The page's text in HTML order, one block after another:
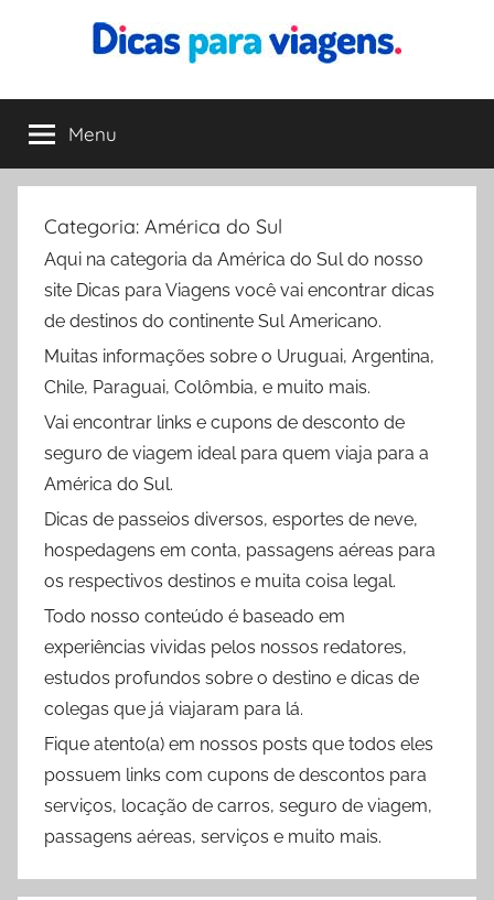
conteúdo
Dicas
para
Viagens
melhor
dica
para
Menu
Categoria: América do Sul
Aqui na categoria da América do Sul do nosso
site Dicas para Viagens você vai encontrar dicas
de destinos do continente Sul Americano.
Muitas informações sobre o Uruguai, Argentina,
Chile, Paraguai, Colômbia, e muito mais.
Vai encontrar links e cupons de desconto de
seguro de viagem ideal para quem viaja para a
América do Sul.
Dicas de passeios diversos, esportes de neve,
hospedagens em conta, passagens aéreas para
os respectivos destinos e muita coisa legal.
Todo nosso conteúdo é baseado em
experiências vividas pelos nossos redatores,
estudos profundos sobre o destino e dicas de
colegas que já viajaram para lá.
Fique atento(a) em nossos posts que todos eles
possuem links com cupons de descontos para
serviços, locação de carros, seguro de viagem,
passagens aéreas, serviços e muito mais.